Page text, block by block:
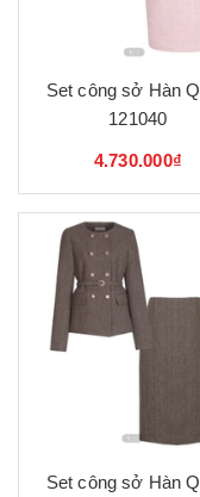
Set công sở Hàn
121040
4.730.000₫
Set công sở Hàn